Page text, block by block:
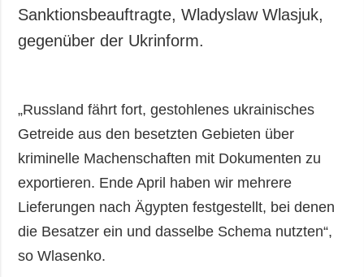
Sanktionsbeauftragte, Wladyslaw Wlasjuk,
gegenüber der Ukrinform.
„Russland fährt fort, gestohlenes ukrainisches
Getreide aus den besetzten Gebieten über
kriminelle Machenschaften mit Dokumenten zu
exportieren. Ende April haben wir mehrere
Lieferungen nach Ägypten festgestellt, bei denen
die Besatzer ein und dasselbe Schema nutzten“,
so Wlasenko.